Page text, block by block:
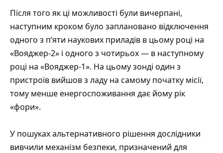
Після того як ці можливості були вичерпані,
наступним кроком було заплановано відключення
одного з п’яти наукових приладів в цьому році на
«Вояджер-2» і одного з чотирьох — в наступному
році на «Вояджер-1». На цьому зонді один з
пристроїв вийшов з ладу на самому початку місії,
тому менше енергоспоживання дає йому рік
«фори».
У пошуках альтернативного рішення дослідники
вивчили механізм безпеки, призначений для